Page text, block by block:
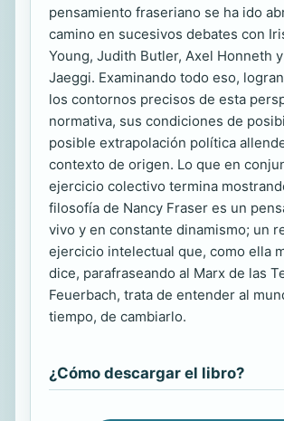
pensamiento fraseriano se ha ido
camino en sucesivos debates con
Young, Judith Butler, Axel Honneth
Jaeggi. Examinando todo eso,
los contornos precisos de esta
normativa, sus condiciones de
posible extrapolación política
contexto de origen. Lo que en
ejercicio colectivo termina
filosofía de Nancy Fraser es un
vivo y en constante dinamismo; un
ejercicio intelectual que, como ella
dice, parafraseando al Marx de las
Feuerbach, trata de entender al
tiempo, de cambiarlo.
¿Cómo descargar el libro?